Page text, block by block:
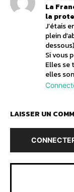
La
la
J’étais
plein
Si vous
Elles se
elles
LAISSER UN